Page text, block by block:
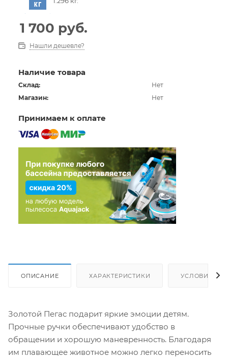
1 700 руб.
Нашли дешевле?
Наличие товара
Склад:
Нет
Магазин:
Нет
Принимаем к оплате
ОПИСАНИЕ ХАРАКТЕРИСТИКИ УСЛОВИЯ
Золотой Пегас подарит яркие эмоции детям.
Прочные ручки обеспечивают удобство в
обращении и хорошую маневренность. Благодаря
им плавающее животное можно легко переносить